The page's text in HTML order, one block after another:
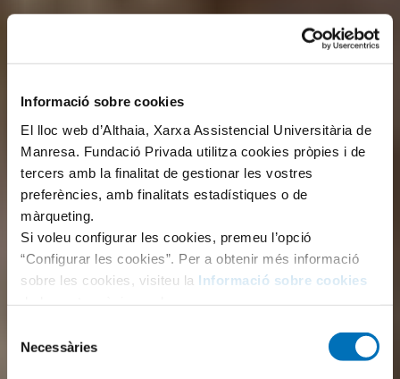
Informació sobre cookies
El lloc web d’Althaia, Xarxa Assistencial Universitària de
Manresa. Fundació Privada utilitza cookies pròpies i de
tercers amb la finalitat de gestionar les vostres
preferències, amb finalitats estadístiques o de
màrqueting.
Si voleu configurar les cookies, premeu l’opció
“Configurar les cookies”. Per a obtenir més informació
sobre les cookies, visiteu la Informació sobre cookies
Necessàries